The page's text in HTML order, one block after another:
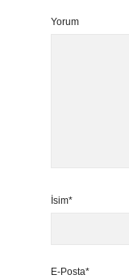
Yorum
İsim*
E-Posta*